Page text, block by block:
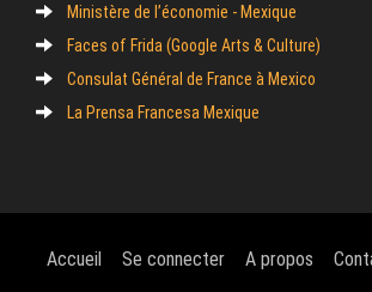
Ministère de l’économie - Mexique
Faces of Frida (Google Arts & Culture)
Consulat Général de France à Mexico
La Prensa Francesa Mexique
Accueil Se connecter A propos